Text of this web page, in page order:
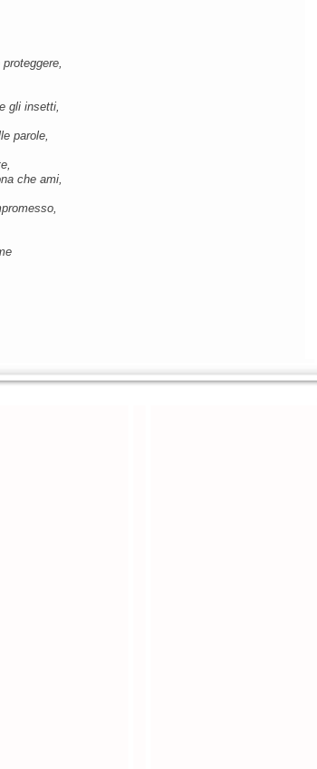
gli insetti,
parole,
che ami,